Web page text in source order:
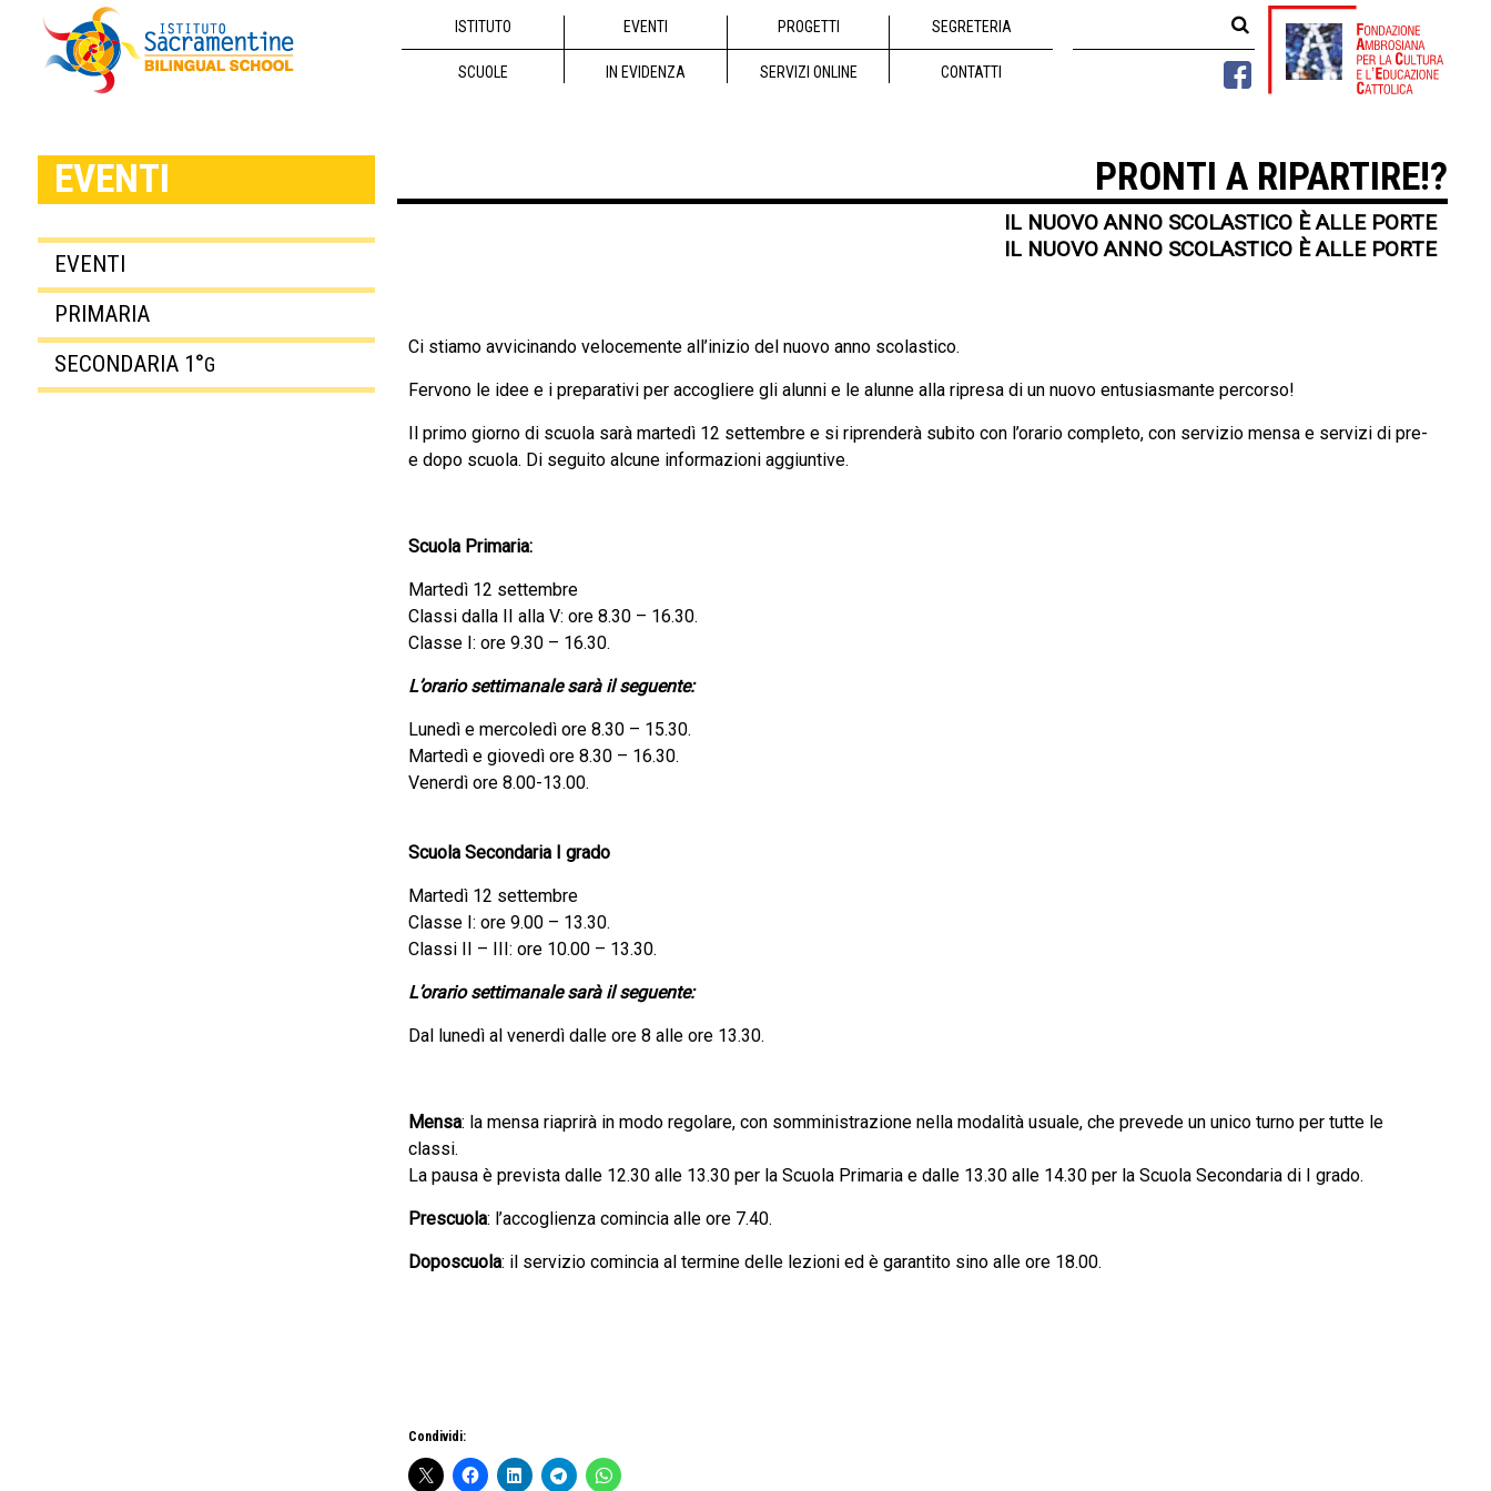
ISTITUTO EVENTI PROGETTI SEGRETERIA
SCUOLE IN EVIDENZA SERVIZI ONLINE CONTATTI
EVENTI
EVENTI
PRIMARIA
SECONDARIA 1°G
PRONTI A RIPARTIRE!?
IL NUOVO ANNO SCOLASTICO È ALLE PORTE
IL NUOVO ANNO SCOLASTICO È ALLE PORTE
Ci stiamo avvicinando velocemente all’inizio del nuovo anno scolastico.
Fervono le idee e i preparativi per accogliere gli alunni e le alunne alla ripresa di un nuovo entusiasmante percorso!
Il primo giorno di scuola sarà martedì 12 settembre e si riprenderà subito con l’orario completo, con servizio mensa e servizi di pre-
e dopo scuola. Di seguito alcune informazioni aggiuntive.
Scuola Primaria:
Martedì 12 settembre
Classi dalla II alla V: ore 8.30 – 16.30.
Classe I: ore 9.30 – 16.30.
L’orario settimanale sarà il seguente:
Lunedì e mercoledì ore 8.30 – 15.30.
Martedì e giovedì ore 8.30 – 16.30.
Venerdì ore 8.00-13.00.
Scuola Secondaria I grado
Martedì 12 settembre
Classe I: ore 9.00 – 13.30.
Classi II – III: ore 10.00 – 13.30.
L’orario settimanale sarà il seguente:
Dal lunedì al venerdì dalle ore 8 alle ore 13.30.
Mensa: la mensa riaprirà in modo regolare, con somministrazione nella modalità usuale, che prevede un unico turno per tutte le
classi.
La pausa è prevista dalle 12.30 alle 13.30 per la Scuola Primaria e dalle 13.30 alle 14.30 per la Scuola Secondaria di I grado.
Prescuola: l’accoglienza comincia alle ore 7.40.
Doposcuola: il servizio comincia al termine delle lezioni ed è garantito sino alle ore 18.00.
Condividi: